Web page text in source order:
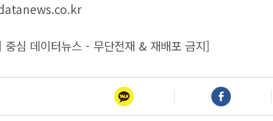
심 데이터뉴스 - 무단전재 & 재배포 금지]